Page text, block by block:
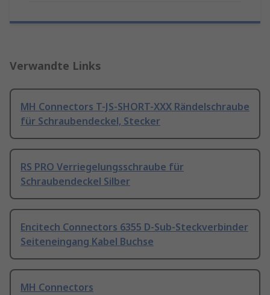
Verwandte Links
MH Connectors T-JS-SHORT-XXX Rändelschraube
für Schraubendeckel, Stecker
RS PRO Verriegelungsschraube für
Schraubendeckel Silber
Encitech Connectors 6355 D-Sub-Steckverbinder
Seiteneingang Kabel Buchse
MH Connectors